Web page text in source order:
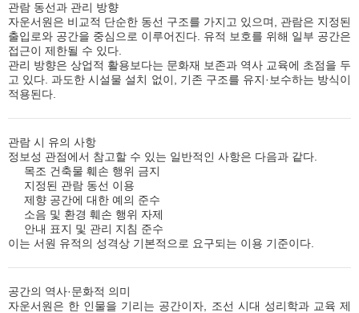
관람 동선과 관리 방향
자운서원은 비교적 단순한 동선 구조를 가지고 있으며, 관람은 지정된
출입로와 공간을 중심으로 이루어진다. 유적 보호를 위해 일부 공간은
접근이 제한될 수 있다.
관리 방향은 상업적 활용보다는 문화재 보존과 역사 교육에 초점을 두
고 있다. 과도한 시설물 설치 없이, 기존 구조를 유지·보수하는 방식이
적용된다.
관람 시 유의 사항
정보성 관점에서 참고할 수 있는 일반적인 사항은 다음과 같다.
목조 건축물 훼손 행위 금지
지정된 관람 동선 이용
제향 공간에 대한 예의 준수
소음 및 환경 훼손 행위 자제
안내 표지 및 관리 지침 준수
이는 서원 유적의 성격상 기본적으로 요구되는 이용 기준이다.
공간의 역사·문화적 의미
자운서원은 한 인물을 기리는 공간이자, 조선 시대 성리학과 교육 제